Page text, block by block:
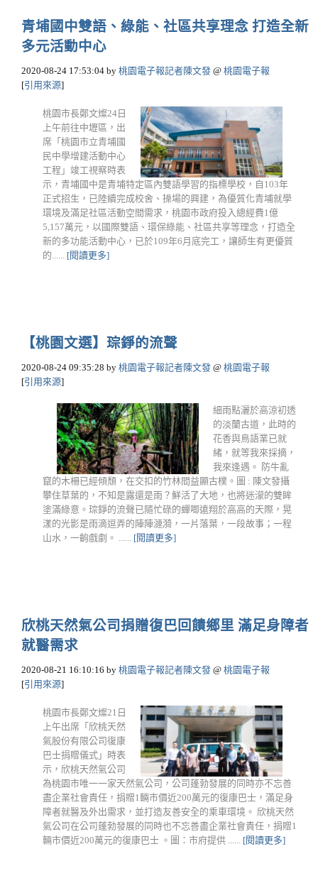
青埔國中雙語、綠能、社區共享理念 打造全新
多元活動中心
2020-08-24 17:53:04 by 桃園電子報記者陳文發 @ 桃園電子報
[引用來源]
桃園市長鄭文燦24日
上午前往中壢區，出
席「桃園市立青埔國
民中學增建活動中心
工程」竣工視察時表
示，青埔國中是青埔特定區內雙語學習的指標學校，自103年
正式招生，已陸續完成校舍、操場的興建，為優質化青埔就學
環境及滿足社區活動空間需求，桃園市政府投入總經費1億
5,157萬元，以國際雙語、環保綠能、社區共享等理念，打造全
新的多功能活動中心，已於109年6月底完工，讓師生有更優質
的...... [閱讀更多]
【桃園文選】琮錚的流聲
2020-08-24 09:35:28 by 桃園電子報記者陳文發 @ 桃園電子報
[引用來源]
細雨點灑於高涼初透
的淡蘭古道，此時的
花香與鳥語業已就
緒，就等我來採摘，
我來逢遇。 防牛亂
竄的木柵已經傾頹，在交扣的竹林間益顯古樸。圖 : 陳文發攝
攀住草葉的，不知是露還是雨？鮮活了大地，也將迷濛的雙眸
塗滿綠意。琮錚的流聲已隨忙碌的蟬唧遠翔於高高的天際，晃
漾的光影是雨滴逗弄的陣陣漣漪，一片落葉，一段故事；一程
山水，一齣戲劇。 ...... [閱讀更多]
欣桃天然氣公司捐贈復巴回饋鄉里 滿足身障者
就醫需求
2020-08-21 16:10:16 by 桃園電子報記者陳文發 @ 桃園電子報
[引用來源]
桃園市長鄭文燦21日
上午出席「欣桃天然
氣股份有限公司復康
巴士捐贈儀式」時表
示，欣桃天然氣公司
為桃園市唯一一家天然氣公司，公司蓬勃發展的同時亦不忘善
盡企業社會責任，捐贈1輛市價近200萬元的復康巴士，滿足身
障者就醫及外出需求，並打造友善安全的乘車環境。 欣桃天然
氣公司在公司蓬勃發展的同時也不忘善盡企業社會責任，捐贈1
輛市價近200萬元的復康巴士 。圖：市府提供 ...... [閱讀更多]